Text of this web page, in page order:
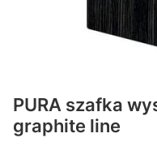
PURA szafka
graphite line